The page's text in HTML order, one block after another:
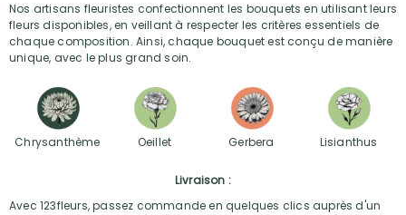
Nos artisans fleuristes confectionnent les bouquets en utilisant leurs
fleurs disponibles, en veillant à respecter les critères essentiels de
chaque composition. Ainsi, chaque bouquet est conçu de manière
unique, avec le plus grand soin.
Chrysanthème Oeillet Gerbera Lisianthus
Livraison :
Avec 123fleurs, passez commande en quelques clics auprès d'un